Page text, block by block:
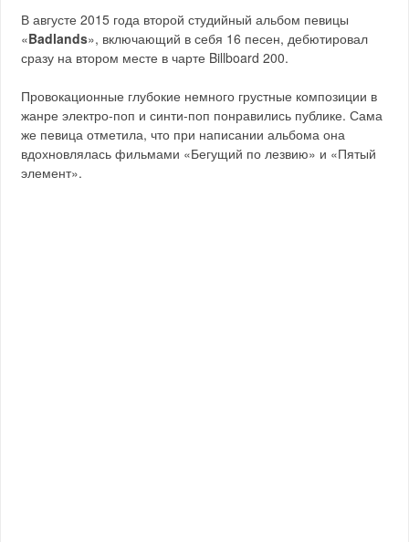
В августе 2015 года второй студийный альбом певицы
«Badlands», включающий в себя 16 песен, дебютировал
сразу на втором месте в чарте Billboard 200.
Провокационные глубокие немного грустные композиции в
жанре электро-поп и синти-поп понравились публике. Сама
же певица отметила, что при написании альбома она
вдохновлялась фильмами «Бегущий по лезвию» и «Пятый
элемент».